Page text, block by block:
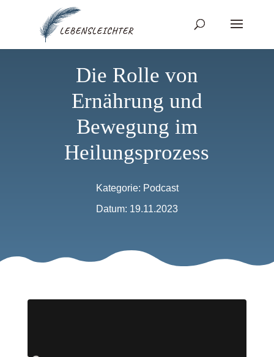
Die Rolle von
Ernährung und
Bewegung im
Heilungsprozess
Kategorie: Podcast
Datum: 19.11.2023